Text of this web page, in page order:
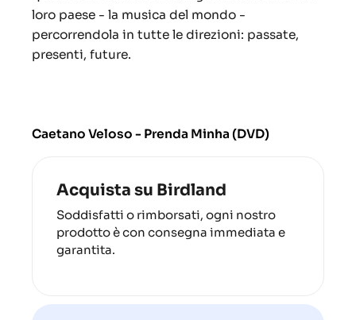
loro paese - la musica del mondo -
percorrendola in tutte le direzioni: passate,
presenti, future.
Caetano Veloso - Prenda Minha (DVD)
Acquista su Birdland
Soddisfatti o rimborsati, ogni nostro
prodotto è con consegna immediata e
garantita.